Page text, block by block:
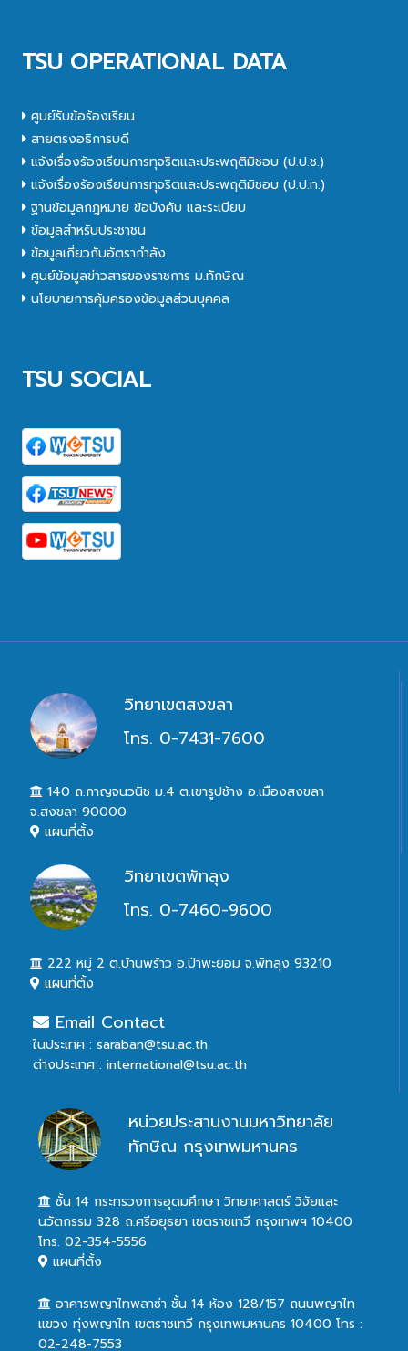
TSU OPERATIONAL DATA
ศูนย์รับข้อร้องเรียน
สายตรงอธิการบดี
แจ้งเรื่องร้องเรียนการทุจริตและประพฤติมิชอบ (ป.ป.ช.)
แจ้งเรื่องร้องเรียนการทุจริตและประพฤติมิชอบ (ป.ป.ท.)
ฐานข้อมูลกฎหมาย ข้อบังคับ และระเบียบ
ข้อมูลสำหรับประชาชน
ข้อมูลเกี่ยวกับอัตรากำลัง
ศูนย์ข้อมูลข่าวสารของราชการ ม.ทักษิณ
นโยบายการคุ้มครองข้อมูลส่วนบุคคล
TSU SOCIAL
วิทยาเขตสงขลา
โทร. 0-7431-7600
140 ถ.กาญจนวนิช ม.4 ต.เขารูปช้าง อ.เมืองสงขลา
จ.สงขลา 90000
แผนที่ตั้ง
วิทยาเขตพัทลุง
โทร. 0-7460-9600
222 หมู่ 2 ต.บ้านพร้าว อ.ป่าพะยอม จ.พัทลุง 93210
แผนที่ตั้ง
Email Contact
ในประเทศ : saraban@tsu.ac.th
ต่างประเทศ : international@tsu.ac.th
หน่วยประสานงานมหาวิทยาลัย
ทักษิณ กรุงเทพมหานคร
ชั้น 14 กระทรวงการอุดมศึกษา วิทยาศาสตร์ วิจัยและ
นวัตกรรม 328 ถ.ศรีอยุธยา เขตราชเทวี กรุงเทพฯ 10400
โทร. 02-354-5556
แผนที่ตั้ง
อาคารพญาไทพลาซ่า ชั้น 14 ห้อง 128/157 ถนนพญาไท
แขวง ทุ่งพญาไท เขตราชเทวี กรุงเทพมหานคร 10400 โทร :
02-248-7553